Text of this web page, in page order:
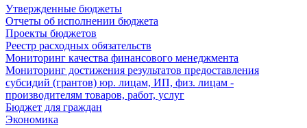
Утвержденные бюджеты
Отчеты об исполнении бюджета
Проекты бюджетов
Реестр расходных обязательств
Мониторинг качества финансового менеджмента
Мониторинг достижения результатов предоставления
субсидий (грантов) юр. лицам, ИП, физ. лицам -
производителям товаров, работ, услуг
Бюджет для граждан
Экономика